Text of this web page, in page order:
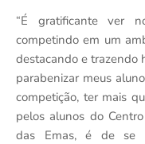
“É gratificante ver
competindo em um
destacando e trazendo
parabenizar meus
competição, ter mais
pelos alunos do
das Emas, é de se